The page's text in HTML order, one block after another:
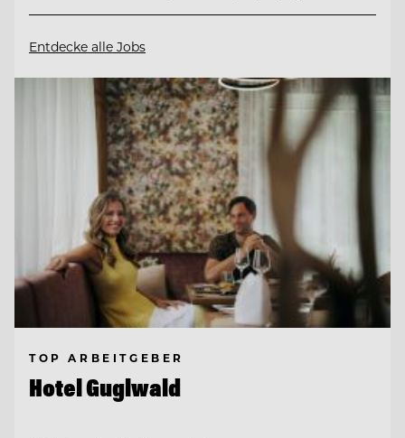
Entdecke alle Jobs
TOP ARBEITGEBER
Hotel Guglwald